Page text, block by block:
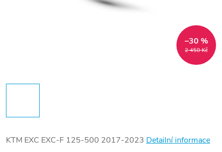
2 450 Kč
–30 %
KTM EXC EXC-F 125-500 2017-2023 Detailní informace